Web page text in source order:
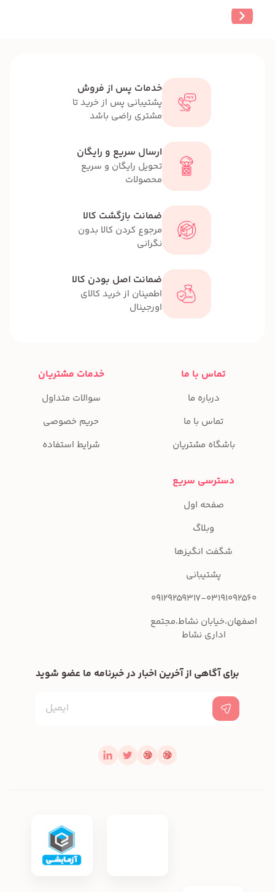
خدمات پس از فروش
پشتیبانی پس از خرید تا
مشتری راضی باشد
ارسال سریع و رایگان
تحویل رایگان و سریع
محصولات
ضمانت بازگشت کالا
مرجوع کردن کالا بدون
نگرانی
ضمانت اصل بودن کالا
اطمینان از خرید کالای
اورجینال
تماس با ما
درباره ما
تماس با ما
باشگاه مشتریان
خدمات مشتریان
سوالات متداول
حریم خصوصی
شرایط استفاده
دسترسی سریع
صفحه اول
وبلاگ
شگفت انگیزها
پشتیبانی
09129259317-03191092560
اصفهان،خیابان نشاط،مجتمع
اداری نشاط
برای آگاهی از آخرین اخبار در خبرنامه ما عضو شوید